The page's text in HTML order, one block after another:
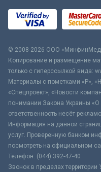
© 2008-2026 ООО
Копирование и размещение
только с гиперссылкой вида:
Материалы с пометками «Р»,
«Спецпроект», «Новости
понимании Закона Украины
ответственность несёт
Информация на данной
услуг. Проверенную банком
посмотреть на официальном
Телефон: (044) 392-47-40
Звонок в пределах